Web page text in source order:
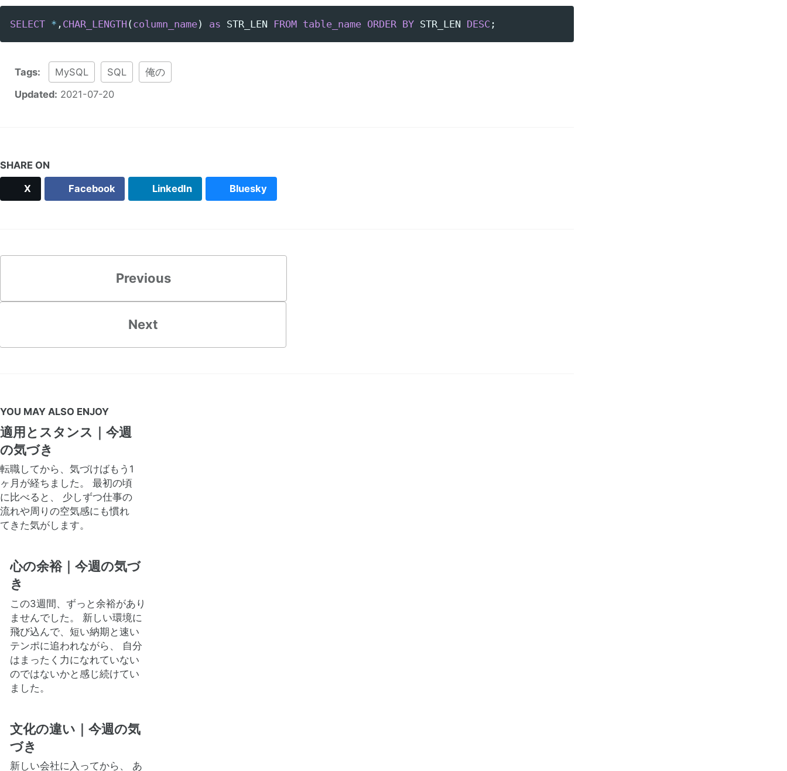
SELECT * , CHAR_LENGTH ( column_name) as STR_LEN FROM table_name ORDER BY STR_LEN DESC ;
Tags: MySQL SQL
俺の
Updated: 2021-07-20
SHARE ON
X Facebook LinkedIn Bluesky
Previous
Next
YOU MAY ALSO ENJOY
適用とスタンス｜今週
の気づき
転職してから、気づけばもう1
ヶ月が経ちました。 最初の頃
に比べると、 少しずつ仕事の
流れや周りの空気感にも慣れ
てきた気がします。
心の余裕｜今週の気づ
き
この3週間、ずっと余裕があり
ませんでした。 新しい環境に
飛び込んで、短い納期と速い
テンポに追われながら、 自分
はまったく力になれていない
のではないかと感じ続けてい
ました。
文化の違い｜今週の気
づき
新しい会社に入ってから、 あ